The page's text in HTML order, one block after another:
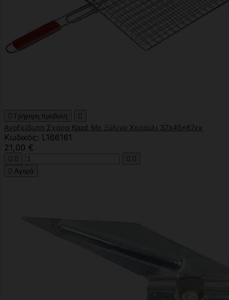
 Γρήγορη προβολή 
Ανοξείδωτη Σχάρα Καρέ Με Ξύλινο Χερούλι 37x45x67εκ
Κωδικός: L166161
21,00 €
   
 Αγορά